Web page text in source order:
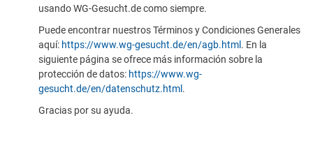
usando WG-Gesucht.de como siempre.
Puede encontrar nuestros Términos y Condiciones Generales
aquí: https://www.wg-gesucht.de/en/agb.html . En la
siguiente página se ofrece más información sobre la
protección de datos: https://www.wg-
gesucht.de/en/datenschutz.html .
Gracias por su ayuda.